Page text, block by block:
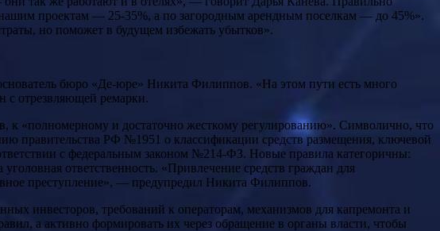
проектам — 25-35%, а по загородным арендным поселкам — до 45%».
но поможет в будущем избежать убытков».
бюро «Де-юре» Никита Филиппов. «На этом пути есть много
с отрезвляющей ремарки.
к «полномерному и достаточно жесткому регулированию». Символично, что
правительства РФ №1951 о классификации средств размещения, ключевой
с федеральным законом №214-ФЗ. Новые правила категоричны:
ответственность. «Привлечение средств граждан для
преступление», — предупредил Никита Филиппов.
инвесторов, требований к операторам, механизмов для капремонта и
а активно формировать их через обращение в органы власти, чтобы